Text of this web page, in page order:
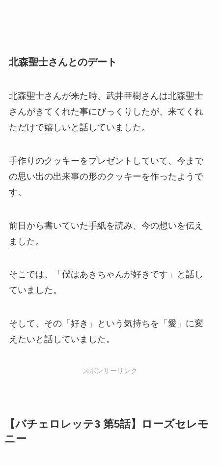
北森聖士さんとのデート
北森聖士さんが来た時、武井亜樹さんは北森聖士
さんがきてくれた事にびっくりしたが、来てくれ
ただけで嬉しいと話していました。
手作りのクッキーをプレゼントしていて、今まで
の思い出の出来事の形のクッキーを作ったようで
す。
前日から書いていた手紙を読み、今の想いを伝え
ました。
そこでは、「僕はあきちゃんが好きです」と話し
ていました。
そして、その「好き」という気持ちを「愛」に変
えたいと話していました。
スポンサーリンク
【バチェロレッテ3 第5話】ローズセレモ
ニー